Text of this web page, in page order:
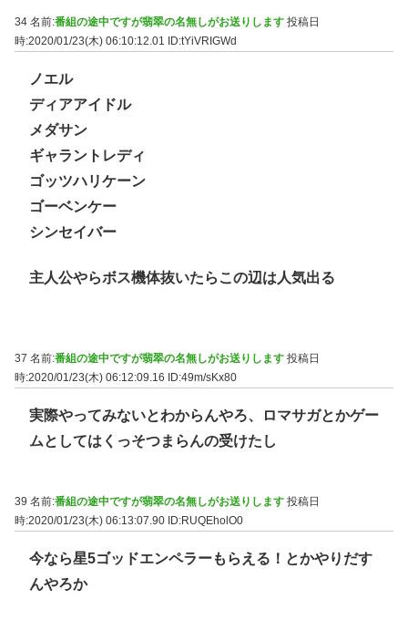
34 名前:番組の途中ですが翡翠の名無しがお送りします 投稿日
時:2020/01/23(木) 06:10:12.01
ID:tYiVRIGWd
ノエル
ディアアイドル
メダサン
ギャラントレディ
ゴッツハリケーン
ゴーベンケー
シンセイバー
主人公やらボス機体抜いたらこの辺は人気出る
37 名前:番組の途中ですが翡翠の名無しがお送りします 投稿日
時:2020/01/23(木) 06:12:09.16
ID:49m/sKx80
実際やってみないとわからんやろ、ロマサガとかゲー
ムとしてはくっそつまらんの受けたし
39 名前:番組の途中ですが翡翠の名無しがお送りします 投稿日
時:2020/01/23(木) 06:13:07.90 ID:RUQEholO0
今なら星5ゴッドエンペラーもらえる！とかやりだす
んやろか